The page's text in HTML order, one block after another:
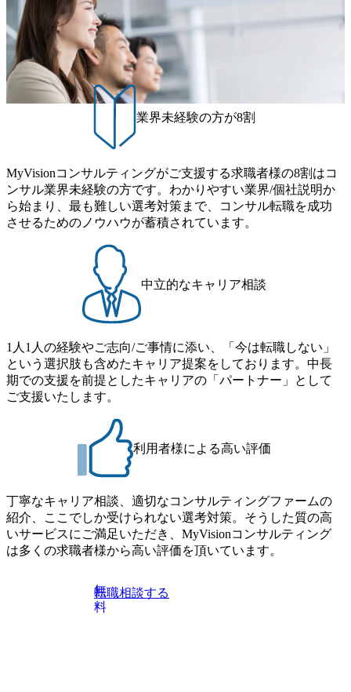
関わることができる方 ・スケジューリング(優先順位付け含
む)など、ビジネスベーシックスキルが習得できている方
ていく時期のため、メンバーや組織がスケールしていく過
程を体感できます。 また、希望者はパートナー以外でも大
手役員の方へのセールスにも参加できる環境です。 自ら案
件を取り、プロジェクト体制を作っていくことも可能で
す。 ● 事業会社機能にも携われる 弊社にはコンサルティン
グ事業以外にもSaaSプロダクト・メディア・地方創生事業
があるため、上記事業に携わることも可能です。コンサル
タントとしての経験を活かしながら自らプロダクト開発や
自社の業務改善ができます。(希望者のみとなります) ● BIG
4・アクセンチュアをはじめとした大手外資系コンサルファ
ーム出身者が多く集まっています ● 平均年齢は35歳で、幅
広い年齢の方が活躍しています ● インダストリー・ソリュ
ーションで区切られていない組織です(ワンプール制) ● 海外
事業拠点をシンガポールに設立し、グローバル案件に対応
するコンサルティング体制を構築しています 東京都中央区
八重洲2-2-1 東京ミッドタウン八重洲 八重洲セントラルタワ
ー8階 受動喫煙対策 : 執務室内禁煙、ビル内喫煙室あり WE
B 書類選考通過後に、GAB試験に合格している方 ● テクノ
ロジーコンサルタント ・4年生大学卒業に限る ・大手総合
サルティング経験5年以上 ● 戦略コンサルタント ・4年生大
学卒業に限る ・以下のいずれかの実務経験を有する方
- MBB及び戦略ファームでのコンサルティング経験2年以
上 - BIG4のStrategy部門におけるコンサルティング経験2
プし、バイタリティーを持ってチャレンジできる方 ・自ら
コンサル業界やクライアント動向を把握し、クライアント
や自社への提案などに積極的に関わることができる方 ・ス
ケジューリング(優先順位付け含む)など、ビジネスベーシッ
クスキルが習得できている方
て日本国内2番目にSAP認定コンサルタント制度の有資格者
数が多く、特にIT領域に強みを持つ グローバルのポジショ
ンに自由に応募できる社内の転職ツール「キャリアズ・マ
ーケットプレイス」が存在し、本ツールを活用で上司の引
き留めを受けずに移動が可能である（異動者は年間約1,000
名） 残業時間や有休取得率など約10項目を数値化すること
で、実行前後で離職率を半減させることに成功した 18時以
降の会議を原則禁止としているほか、在宅勤務制度の全社
展開、ハラスメント抑止に向けた研修の拡充、社外窓口設
置など徹底的な仕組み化を推進する 育休取得率は男性6
5%、女性100%と全国平均を上回る実績を持ち、女性の管理
職率も21.8%（2023年12月時点）とフレキシブルな働き方を
提供 2026年8月22日(土) 9:00～19:30頃 ※選考会参加人数に
より変動 2026年8月7日(金) 16:00 参加予定DTE ① MRS-IMS
(旧ITXO-IMS) ② TS&T(旧TS&A) ③ CyberSecurity ④ IES ⑤ I
TS-Fukuoka ⑥ AMS-PRD ⑦ AMS-H&PS オンライン (Teams)
vision-production.appspot.com/public/images/20251030164405_5c
527843-d227-4df8-b86c-5587f843fdf6_1200x471.webp https://stor
age.googleapis.com/our-vision-production.appspot.com/public/imag
es/20251030164946_dc0888f6-0539-4887-84d7-34c8d8544226_1
200x666.webp 年間100億円規模の投資の元、10以上もの新規
事業を立ち上げているため様々な業界を経験することが可
能 社内転職が活発であり、多様なスキルを1社で身に着ける
ことが可能 事業開発・運用を内包かする「オールインハウ
ス」型の組織体。社内スカウトや社内公募制度を用いて主
体的かつ柔軟なキャリア形成が可能。 https://storage.googleap
165942_70f09968-1b27-43e6-b849-1cd107c4f488_1200x698.web
p ## 働き方／WLB／待遇 内装8億円超のかっこいいオフィ
スがあり、 働き甲斐のあるランキング、新卒注目ランキン
グ受賞歴多数 あえての未上場であり株主からの圧力がない
的な成長を若手に任せられる環境 対面でのコミュニケーシ
ョンメリットを重視するため出社勤務。1日の労働時間平均
9.2時間、有休消化率81%(2024年度の年間データ、エンジニ
ア組織） 2026年8月22日(土) 10:00～最長16:00 2026年8月10
日(月) 16:00 ※応募者が定員を上回る場合は、厳正なる審査
の上参加者を決定させていただきます。ご了承ください。
● 当日の流れ 受付 → 会社説明会 → 面接(会社説明会終了
後、随時ご案内) ※全てリモートにて実施します。 ※参加
される方に個別に当日の面接案内をお送りいたします。 ※
通常の選考フローと異なり、事前に適性検査をご受検いた
だきます。 ● 詳細 デジタルイノベーション事業部でのポジ
ションサーチになります。 ご経験やスキル、そして適性や
志向性に合わせて、以下のいずれかの役割でご活躍いただ
きます。 ※本求人はレバテック株式会社の雇用となりま
す。 ＜ITコンサルタント＞ Webアプリケーション、SaaS系
の領域において、大手・ベンチャー・スタートアップ企業
に対する課題解決支援を行います。 直近の案件では、大規
模基幹システムにおける最上流のPoC(概念実証)支援から構
います。 生成AIなどの最新技術とシステムを活用し、顧客
の業務革新と効率化の実現に貢献します。 ＜PL/PM＞ 顧客
業界未経験の方が8割
MyVisionコンサルティングがご支援する求職者様の8割はコ
ンサル業界未経験の方です。わかりやすい業界/個社説明か
ら始まり、最も難しい選考対策まで、コンサル転職を成功
させるためのノウハウが蓄積されています。
中立的なキャリア相談
1人1人の経験やご志向/ご事情に添い、「今は転職しない」
という選択肢も含めたキャリア提案をしております。中長
期での支援を前提としたキャリアの「パートナー」として
ご支援いたします。
利用者様による高い評価
丁寧なキャリア相談、適切なコンサルティングファームの
紹介、ここでしか受けられない選考対策。そうした質の高
いサービスにご満足いただき、MyVisionコンサルティング
は多くの求職者様から高い評価を頂いています。
無
料
転職相談する